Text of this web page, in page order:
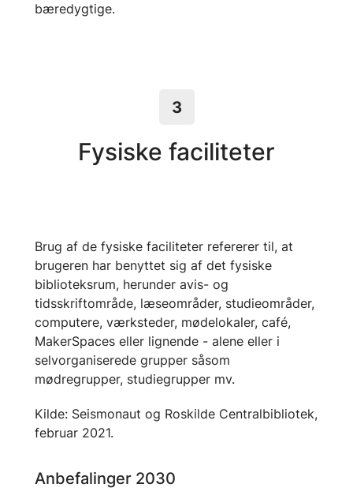
bæredygtige.
3
Fysiske faciliteter
Brug af de fysiske faciliteter refererer til, at
brugeren har benyttet sig af det fysiske
biblioteksrum, herunder avis- og
tidsskriftområde, læseområder, studieområder,
computere, værksteder, mødelokaler, café,
MakerSpaces eller lignende - alene eller i
selvorganiserede grupper såsom
mødregrupper, studiegrupper mv.
Kilde: Seismonaut og Roskilde Centralbibliotek,
februar 2021.
Anbefalinger 2030